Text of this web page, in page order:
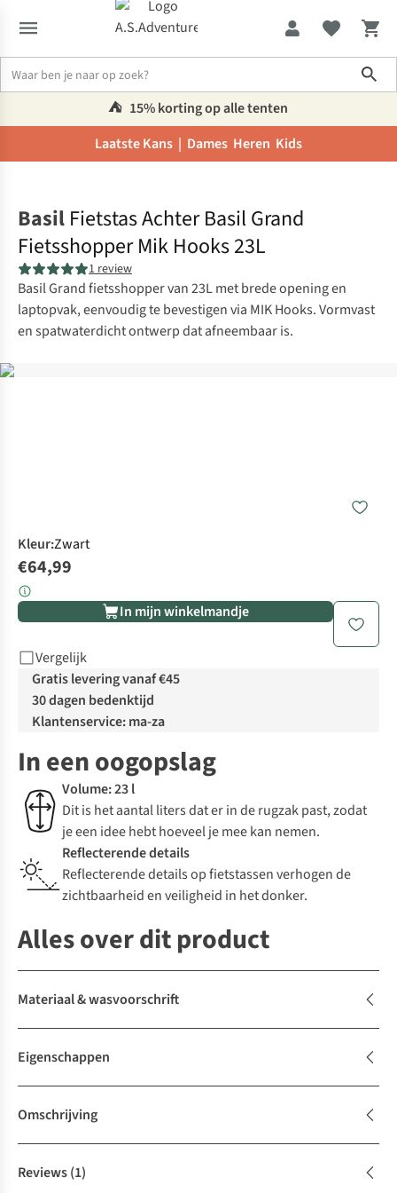
⛺️ 15% korting op alle tenten
Laatste Kans | Dames Heren Kids
Basil Fietstas Achter Basil Grand
Fietsshopper Mik Hooks 23L
1 review
Basil Grand fietsshopper van 23L met brede opening en
laptopvak, eenvoudig te bevestigen via MIK Hooks. Vormvast
en spatwaterdicht ontwerp dat afneembaar is.
Kleur:Zwart
€64,99
In mijn winkelmandje
Vergelijk
Gratis levering vanaf €45
30 dagen bedenktijd
Klantenservice: ma-za
In een oogopslag
Volume: 23 l
Dit is het aantal liters dat er in de rugzak past, zodat
je een idee hebt hoeveel je mee kan nemen.
Reflecterende details
Reflecterende details op fietstassen verhogen de
zichtbaarheid en veiligheid in het donker.
Alles over dit product
Materiaal & wasvoorschrift
Eigenschappen
Omschrijving
Reviews(1)